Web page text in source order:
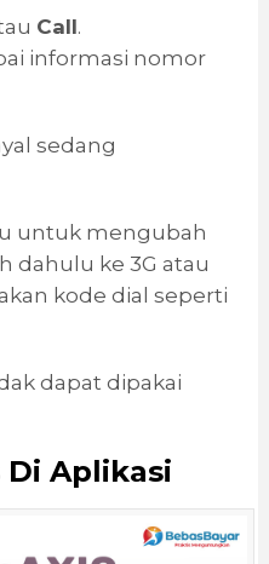
Call.
informasi nomor
sedang
untuk mengubah
dahulu ke 3G atau
kode dial seperti
dapat dipakai
Di Aplikasi